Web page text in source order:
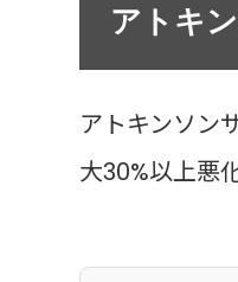
アトキ
アトキンソン
大30%以上悪